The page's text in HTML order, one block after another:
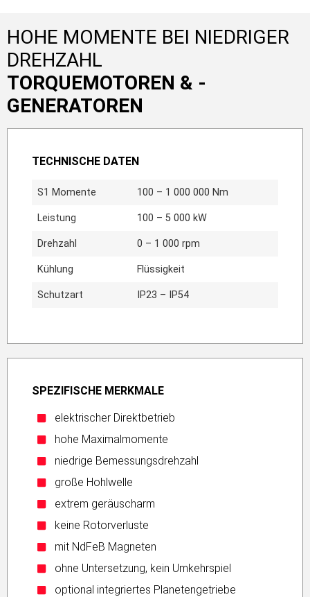
HOHE MOMENTE BEI NIEDRIGER
DREHZAHL
TORQUEMOTOREN & -
GENERATOREN
TECHNISCHE DATEN
S1 Momente 100 – 1 000 000 Nm
Leistung 100 – 5 000 kW
Drehzahl 0 – 1 000 rpm
Kühlung Flüssigkeit
Schutzart IP23 – IP54
SPEZIFISCHE MERKMALE
elektrischer Direktbetrieb
hohe Maximalmomente
niedrige Bemessungsdrehzahl
große Hohlwelle
extrem geräuscharm
keine Rotorverluste
mit NdFeB Magneten
ohne Untersetzung, kein Umkehrspiel
optional integriertes Planetengetriebe